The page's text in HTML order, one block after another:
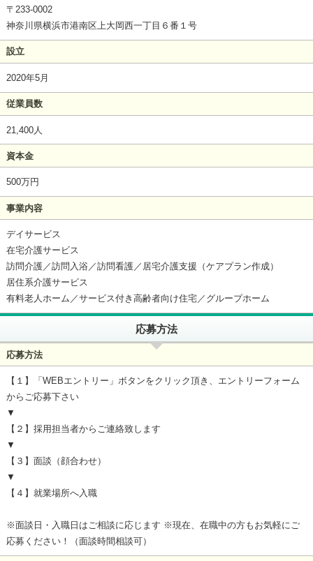
〒233-0002
神奈川県横浜市港南区上大岡西一丁目６番１号
設立
2020年5月
従業員数
21,400人
資本金
500万円
事業内容
デイサービス
在宅介護サービス
訪問介護／訪問入浴／訪問看護／居宅介護支援（ケアプラン作成）
居住系介護サービス
有料老人ホーム／サービス付き高齢者向け住宅／グループホーム
応募方法
応募方法
【１】「WEBエントリー」ボタンをクリック頂き、エントリーフォーム
からご応募下さい
▼
【２】採用担当者からご連絡致します
▼
【３】面談（顔合わせ）
▼
【４】就業場所へ入職
※面談日・入職日はご相談に応じます ※現在、在職中の方もお気軽にご
応募ください！（面談時間相談可）